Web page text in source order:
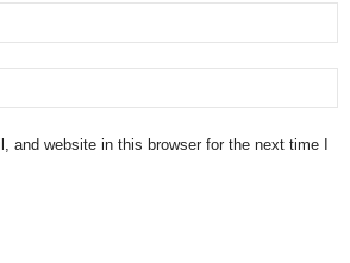
and website in this browser for the next time I